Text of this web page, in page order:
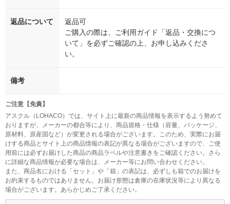
返品について
返品可
ご購入の際は、ご利用ガイド「返品・交換につ
いて」を必ずご確認の上、お申し込みくださ
い。
備考
ご注意【免責】
アスクル（LOHACO）では、サイト上に最新の商品情報を表示するよう努めて
おりますが、メーカーの都合等により、商品規格・仕様（容量、パッケージ、
原材料、原産国など）が変更される場合がございます。このため、実際にお届
けする商品とサイト上の商品情報の表記が異なる場合がございますので、ご使
用前には必ずお届けした商品の商品ラベルや注意書きをご確認ください。さら
に詳細な商品情報が必要な場合は、メーカー等にお問い合わせください。
また、商品名における「セット」や「箱」の表記は、必ずしも箱でのお届けを
お約束するものではありません。お届け形態は倉庫の在庫状況等により異なる
場合がございます。あらかじめご了承ください。